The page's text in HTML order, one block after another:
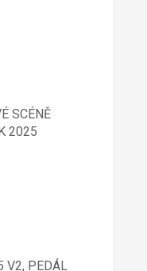
SCÉNĚ
2025
V2, PEDÁL